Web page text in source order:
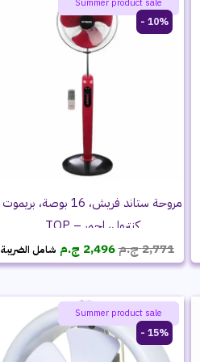
10% -
مروحة ستاند فريش، 16 بوصة، بريموت
كنترول، احمر – TOP
2,771ج.مالسعر
الأصلي
2,771 ج.م.
2,496 ج.م السعر
الحالي
2,496 ج.م.
شامل الضريبة
15% -
ayatie 🌻 offers
Summer product sale